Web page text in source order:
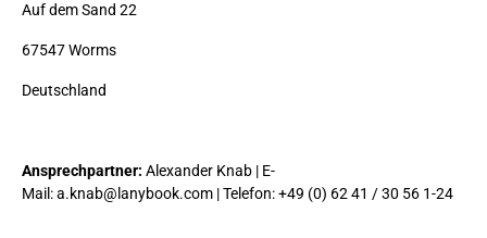
Auf dem Sand 22
67547 Worms
Deutschland
Ansprechpartner: Alexander Knab | E-
Mail: a.knab@lanybook.com | Telefon: +49 (0) 62 41 / 30 56 1-24